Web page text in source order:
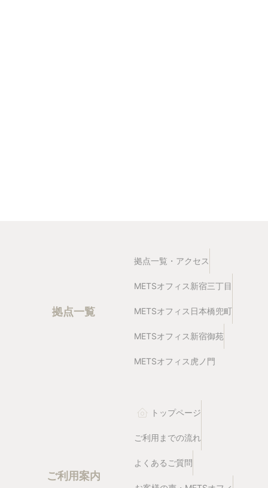
拠点一覧
拠点一覧・アクセス
METSオフィス新宿三丁目
METSオフィス日本橋兜町
METSオフィス新宿御苑
METSオフィス虎ノ門
ご利用案内
トップページ
ご利用までの流れ
よくあるご質問